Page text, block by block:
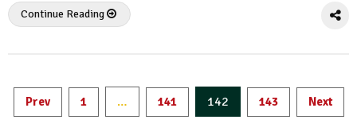
Continue Reading
Pagination
Prev 1 … 141 142 143 Next